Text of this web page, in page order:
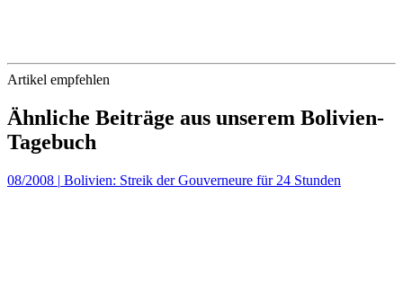
Artikel empfehlen
Ähnliche Beiträge aus unserem Bolivien-
Tagebuch
08/2008 | Bolivien: Streik der Gouverneure für 24 Stunden